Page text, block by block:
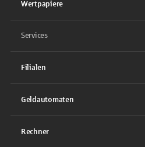
Wertpapiere
Services
Filialen
Geldautomaten
Rechner